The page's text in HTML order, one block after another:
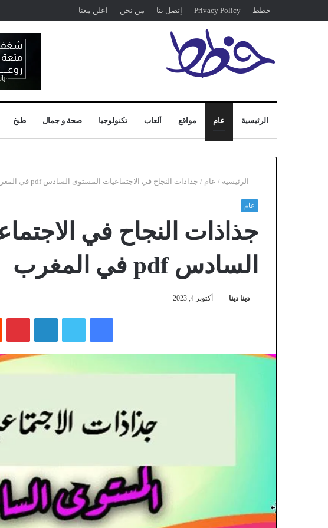
خطط Privacy Policy إتصل بنا من نحن اعلن معنا
الرئيسية عام مواقع ألعاب تكنولوجيا صحة و جمال طبخ
الرئيسية / عام / جذاذات النجاح في الاجتماعيات المستوى السادس pdf في المغرب
عام
جذاذات النجاح في
السادس pdf في المغرب
دينا دينا أكتوبر 4, 2023
فيسبوك لينكدإن